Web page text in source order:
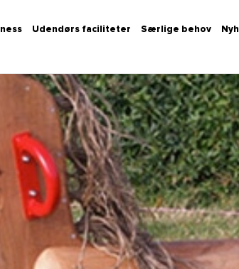
Udendørs faciliteter Særlige behov